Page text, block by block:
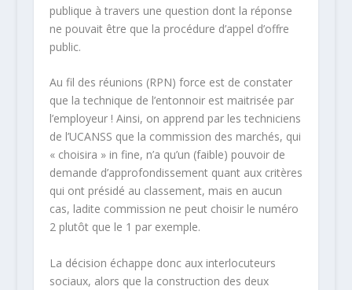
publique à travers une question dont la réponse
ne pouvait être que la procédure d’appel d’offre
public.
Au fil des réunions (RPN) force est de constater
que la technique de l’entonnoir est maitrisée par
l’employeur ! Ainsi, on apprend par les techniciens
de l’UCANSS que la commission des marchés, qui
« choisira » in fine, n’a qu’un (faible) pouvoir de
demande d’approfondissement quant aux critères
qui ont présidé au classement, mais en aucun
cas, ladite commission ne peut choisir le numéro
2 plutôt que le 1 par exemple.
La décision échappe donc aux interlocuteurs
sociaux, alors que la construction des deux